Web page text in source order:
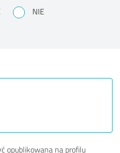
NIE
opublikowana na profilu